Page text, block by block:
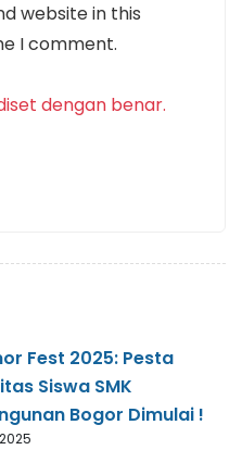
website in this
I comment.
dengan benar.
Fest 2025: Pesta
Siswa SMK
Bogor Dimulai !